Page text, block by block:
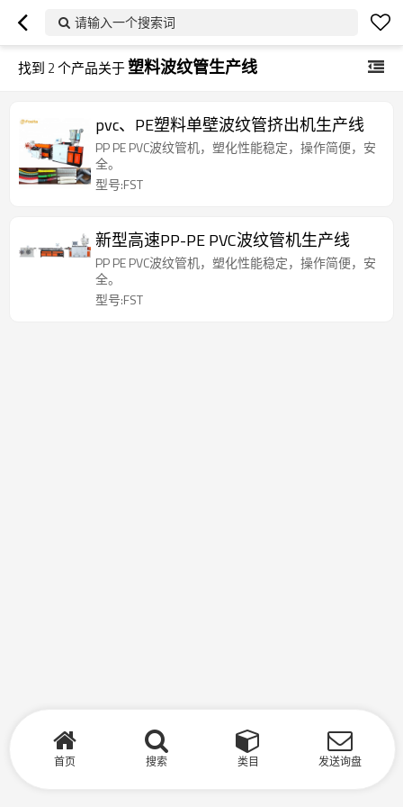
请输入一个搜索词
找到 2个产品关于塑料波纹管生产线
pvc、PE塑料单壁波纹管挤出机生产线
PP PE PVC波纹管机，塑化性能稳定，操作简便，安
全。
型号:FST
新型高速PP-PE PVC波纹管机生产线
PP PE PVC波纹管机，塑化性能稳定，操作简便，安
全。
型号:FST
首页 搜索 类目 发送询盘